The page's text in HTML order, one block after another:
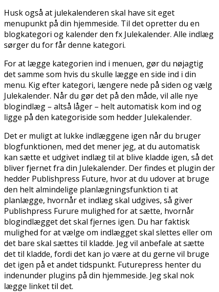
Husk også at julekalenderen skal have sit eget
menupunkt på din hjemmeside. Til det opretter du en
blogkategori og kalender den fx Julekalender. Alle indlæg
sørger du for får denne kategori.
For at lægge kategorien ind i menuen, gør du nøjagtig
det samme som hvis du skulle lægge en side ind i din
menu. Kig efter kategori, længere nede på siden og vælg
Julekalender. Når du gør det på den måde, vil alle nye
blogindlæg – altså låger – helt automatisk kom ind og
ligge på den kategoriside som hedder Julekalender.
Det er muligt at lukke indlæggene igen når du bruger
blogfunktionen, med det mener jeg, at du automatisk
kan sætte et udgivet indlæg til at blive kladde igen, så det
bliver fjernet fra din Julekalender. Der findes et plugin der
hedder Publishpress Future, hvor at du udover at bruge
den helt almindelige planlægningsfunktion ti at
planlægge, hvornår et indlæg skal udgives, så giver
Publishpress Furure mulighed for at sætte, hvornår
blogindlægget det skal fjernes igen. Du har faktisk
mulighed for at vælge om indlægget skal slettes eller om
det bare skal sættes til kladde. Jeg vil anbefale at sætte
det til kladde, fordi det kan jo være at du gerne vil bruge
det igen på et andet tidspunkt. Futurepress henter du
indenunder plugins på din hjemmeside. Jeg skal nok
lægge linket til det.